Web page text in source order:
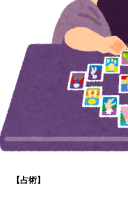
【占術】